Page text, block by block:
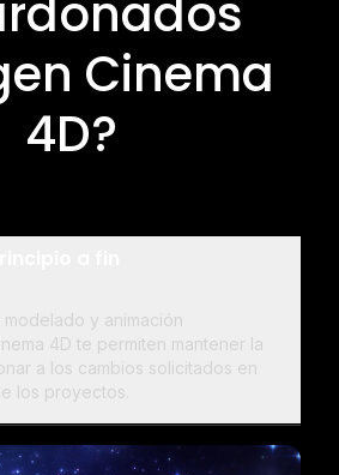
Cinema
4D?
y animación
4D te permiten mantener la
a los cambios solicitados en
los proyectos.